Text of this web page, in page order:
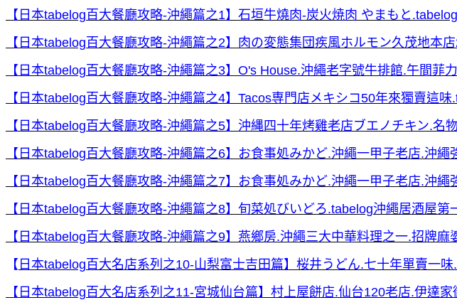
【日本tabelog百大餐廳攻略-沖繩篇之1】石垣牛燒肉-炭火焼肉 やまもと
【日本tabelog百大餐廳攻略-沖繩篇之2】肉の変態集団疾風ホルモン久茂地本
【日本tabelog百大餐廳攻略-沖繩篇之3】O's House.沖繩老字號牛排館.午間菲
【日本tabelog百大餐廳攻略-沖繩篇之4】Tacos専門店メキシコ50年來獨賣這
【日本tabelog百大餐廳攻略-沖繩篇之5】沖縄四十年烤雞老店ブエノチキン.名
【日本tabelog百大餐廳攻略-沖繩篇之6】お食事処みかど.沖繩一甲子老店.沖
【日本tabelog百大餐廳攻略-沖繩篇之7】お食事処みかど.沖繩一甲子老店.沖
【日本tabelog百大餐廳攻略-沖繩篇之8】旬菜処びいどろ.tabelog沖繩居酒屋
【日本tabelog百大餐廳攻略-沖繩篇之9】燕鄉房.沖繩三大中華料理之一.招牌
【 日本tabelog百大名店系列之10-山梨富士吉田篇】桜井うどん.七十年單賣一
【日本tabelog百大名店系列之11-宮城仙台篇】村上屋餅店.仙台120老店.伊達